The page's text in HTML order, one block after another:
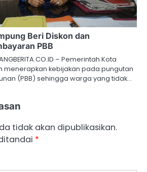
Beri Diskon dan
PBB
– Pemerintah Kota
menerapkan kebijakan pada pungutan
(PBB) sehingga warga yang tidak…
tidak akan dipublikasikan.
*